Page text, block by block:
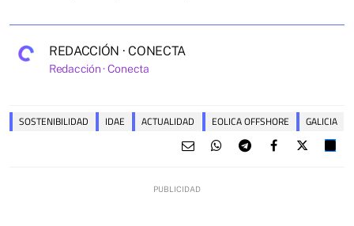
REDACCIÓN · CONECTA
Redacción · Conecta
SOSTENIBILIDAD IDAE ACTUALIDAD EOLICA OFFSHORE GALICIA